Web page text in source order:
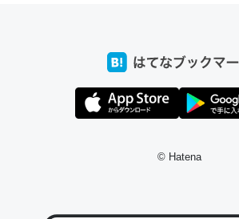
回線代ほとんどかからないですよ。参考：
© Hatena